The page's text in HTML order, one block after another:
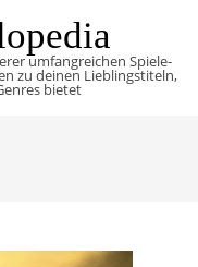
umfangreichen Spiele-
zu deinen Lieblingstiteln,
bietet